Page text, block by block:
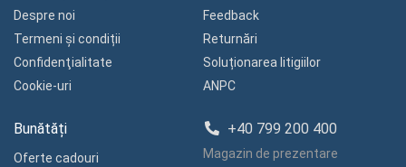
Despre noi
Termeni și condiții
Confidenţialitate
Cookie-uri
Feedback
Returnări
Soluționarea litigiilor
ANPC
Bunătăți
Oferte cadouri
+40 799 200 400
Magazin de prezentare